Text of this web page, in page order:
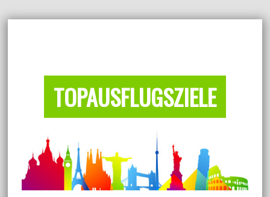
TOPAUSFLUGSZIELE